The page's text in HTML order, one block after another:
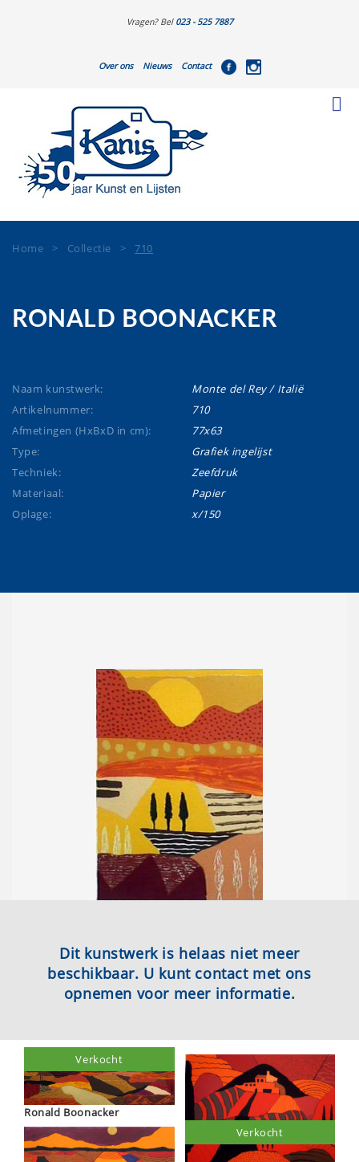
Vragen? Bel 023 - 525 7887
Over ons Nieuws Contact
Home > Collectie >710
RONALD BOONACKER
Naam kunstwerk:
Monte del Rey / Italië
Artikelnummer:
710
Afmetingen (HxBxD in cm):
77x63
Type:
Grafiek ingelijst
Techniek:
Zeefdruk
Materiaal:
Papier
Oplage:
x/150
Dit kunstwerk is helaas niet meer
beschikbaar. U kunt contact met ons
opnemen voor meer informatie.
Ronald Boonacker
Verkocht
Verkocht